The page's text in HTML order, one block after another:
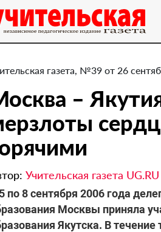
газета, №39 от 26
–
Учительская газета UG.RU
по 8 сентября 2006 года
Москвы приняла
Якутска. В